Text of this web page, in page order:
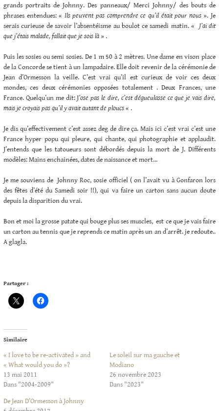
grands portraits de Johnny. Des panneaux/ Merci Johnny/ des bouts de
phrases entendues: « Ils peuvent pas comprendre ce qu’il était pour nous». Je
serais curieuse de savoir l’absentéisme au boulot ce samedi matin. « J’ai dit
que j’étais malade, fallait que je sois là » .
Puis les sosies ou semi sosies. De 1 m 50 à 2 mètres. Une dame en vison place
de la Concorde se tient à un lampadaire. Elle doit revenir de la cérémonie de
Jean d’Ormesson la veille. C’est vrai qu’il est curieux de voir ces deux
mondes, ces deux cérémonies opposées totalement . Deux Frances, une
France. Quelqu’un me dit: J’ose pas le dire, c’est dégueulasse ce que je vais dire,
mais je croyais pas qu’il y avait autant de ploucs« .
Je dis qu’effectivement c’est assez deg de dire ça. Mais ici c’est vrai c’est une
France hyper popu qui pleure, qui chante, qui photographie et applaudit.
J’entends que les tatoueurs sont débordés depuis la mort de J. Différents
modèles: Mains enchainées, dates de naissance et mort…
Je me souviens de Johnny Roc, sosie officiel ( on l’avait vu à Gonfaron lors
des fêtes d’été du Samedi soir !!), qui va faire un carton sans aucun doute
depuis la disparition du vrai.
Bon et moi la grosse patate qui bouge plus ses muscles, est ce que je vais faire
un carton au tennis que je reprends ce matin après un an d’arrêt. je redoute..
A glagla.
Partager :
Similaire
« I love to be re-activated » and
« What would you do »?
13 mai 2011
Dans "2004-2009"
Le soleil sur ma gauche et
Modiano
26 novembre 2023
Dans "2023"
De Jean D’Ormesson à Johnny